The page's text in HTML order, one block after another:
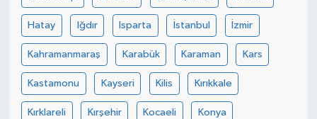
Hatay Iğdır Isparta İstanbul İzmir
Kahramanmaraş Karabük Karaman Kars
Kastamonu Kayseri Kilis Kırıkkale
Kırklareli Kırşehir Kocaeli Konya